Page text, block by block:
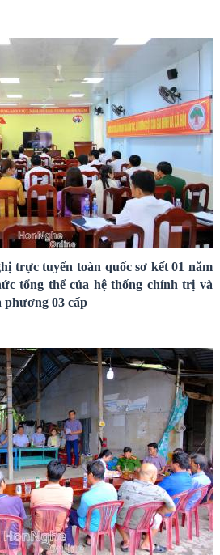
trực tuyến toàn quốc sơ kết 01 năm
tổng thể của hệ thống chính trị và
phương 03 cấp